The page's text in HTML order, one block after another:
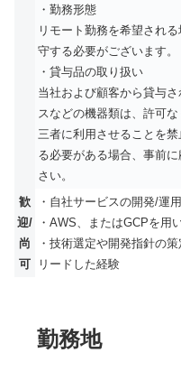
・勤務形態
リモート勤務を希望され
守する必要がございます。
・貸与品の取り扱い
当社および顧客から貸与
スなどの機器類は、許可
三者に利用させることを
る必要がある場合、事前
さい。
歓
迎/
尚
可
・自社サービスの開発/運
・AWS、またはGCPを用
・技術選定や開発指針の
リードした経験
勤務地